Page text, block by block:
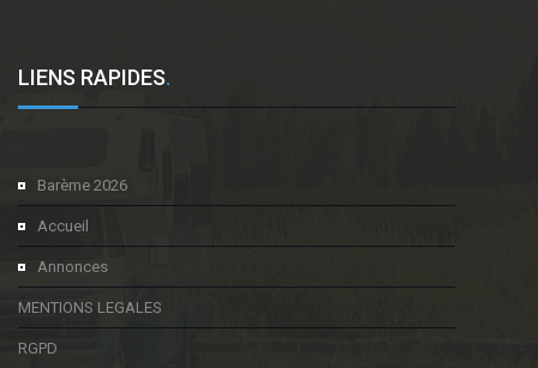
LIENS RAPIDES.
Barème 2026
Accueil
Annonces
MENTIONS LEGALES
RGPD